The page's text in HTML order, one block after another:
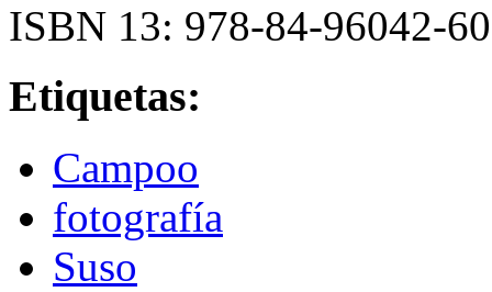
ISBN 13: 978-84-96042-
Etiquetas:
Campoo
fotografía
Suso